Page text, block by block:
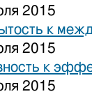
2015
к
2015
к
2015